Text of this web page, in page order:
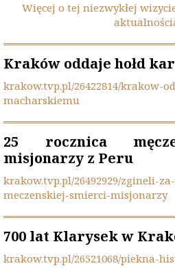
Więcej o tej niezwykłej
Kraków oddaje hołd
krakow.tvp.pl/26422814/krakow-
macharskiemu
25 rocznica
misjonarzy z Peru
krakow.tvp.pl/26492929/zgineli-
meczenskiej-smierci-misjonarzy
700 lat Klarysek w
krakow.tvp.pl/26521068/piekna-